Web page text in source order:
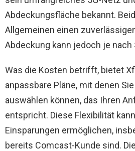
Abdeckungsfläche bekannt.
Allgemeinen einen
Abdeckung kann jedoch je nach
Was die Kosten betrifft, bietet
anpassbare Pläne, mit denen
auswählen können, das Ihren
entspricht. Diese Flexibilität
Einsparungen ermöglichen,
bereits Comcast-Kunde sind.